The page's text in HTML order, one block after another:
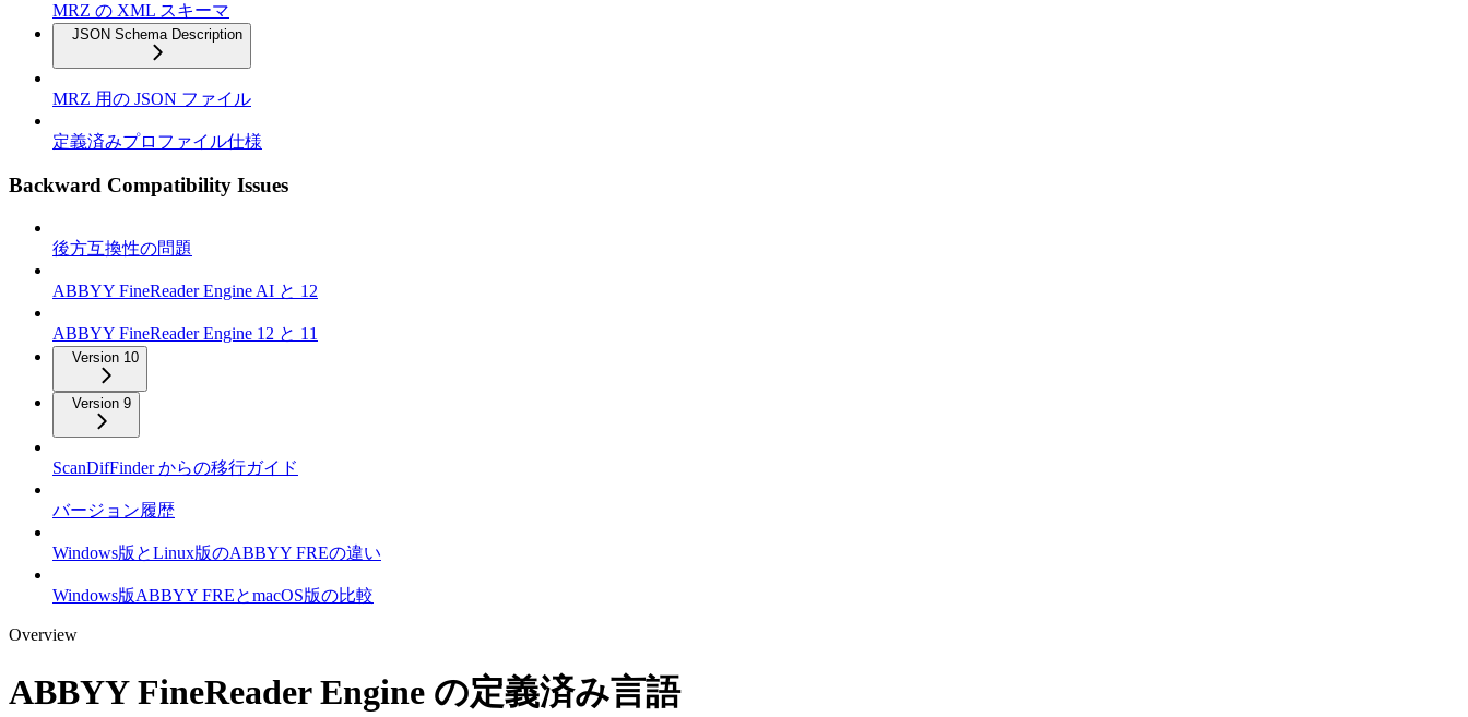
MRZ の XML スキーマ
JSON Schema Description
MRZ 用の JSON ファイル
定義済みプロファイル仕様
Backward Compatibility Issues
後方互換性の問題
ABBYY FineReader Engine AI と 12
ABBYY FineReader Engine 12 と 11
Version 10
Version 9
ScanDifFinder からの移行ガイド
バージョン履歴
Windows版とLinux版のABBYY FREの違い
Windows版ABBYY FREとmacOS版の比較
Overview
ABBYY FineReader Engine の定義済み言語